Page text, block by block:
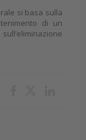
si basa sulla
di un